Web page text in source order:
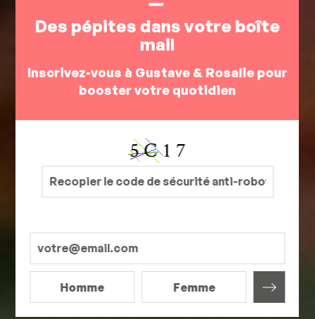
Des pépites dans votre boîte
mail
Inscrivez-vous à Gustave & Rosalie pour
booster votre quotidien
Homme Femme